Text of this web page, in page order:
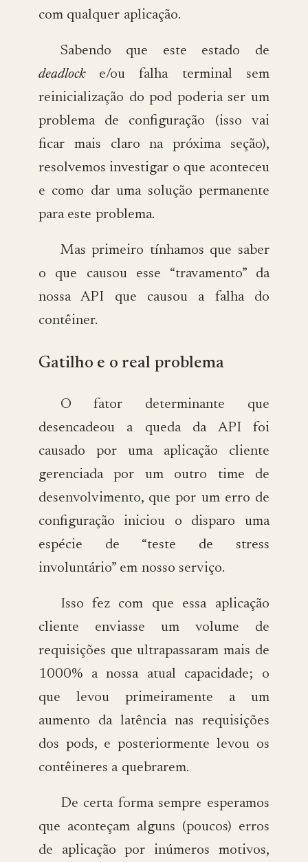
com qualquer aplicação.
Sabendo que este estado de
deadlocke/ou falha terminal sem
reinicialização do pod poderia ser um
problema de configuração (isso vai
ficar mais claro na próxima seção),
resolvemos investigar o que aconteceu
e como dar uma solução permanente
para este problema.
Mas primeiro tínhamos que saber
o que causou esse “travamento” da
nossa API que causou a falha do
contêiner.
Gatilho e o real problema
O fator determinante que
desencadeou a queda da API foi
causado por uma aplicação cliente
gerenciada por um outro time de
desenvolvimento, que por um erro de
configuração iniciou o disparo uma
espécie de “teste de stress
involuntário” em nosso serviço.
Isso fez com que essa aplicação
cliente enviasse um volume de
requisições que ultrapassaram mais de
1000% a nossa atual capacidade; o
que levou primeiramente a um
aumento da latência nas requisições
dos pods, e posteriormente levou os
contêineres a quebrarem.
De certa forma sempre esperamos
que aconteçam alguns (poucos) erros
de aplicação por inúmeros motivos,